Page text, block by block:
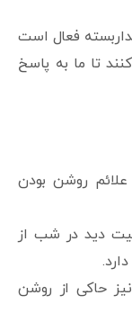
فعال است
تا ما به پاسخ
علائم روشن بودن
دید در شب از
حاکی از روشن